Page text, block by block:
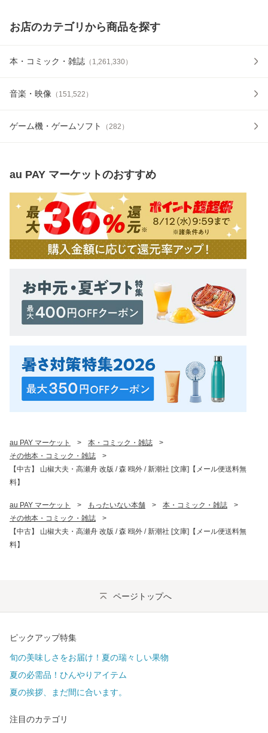
お店のカテゴリから商品を探す
本・コミック・雑誌 （ 1,261,330）
音楽・映像 （ 151,522 ）
ゲーム機・ゲームソフト （282 ）
au PAY マーケットのおすすめ
au PAY マーケット > 本・コミック・雑誌
>
その他本・コミック・雑誌
>
【中古】 山椒大夫・高瀬舟 改版 / 森 鴎外 / 新潮社 [文庫]【メール便送料無
料】
au PAY マーケット > もったいない本舗 > 本・コミック・雑誌
>
その他本・コミック・雑誌
>
【中古】 山椒大夫・高瀬舟 改版 / 森 鴎外 / 新潮社 [文庫]【メール便送料無
料】
ページトップへ
ピックアップ特集
旬の美味しさをお届け！夏の瑞々しい果物
夏の必需品！ひんやりアイテム
夏の挨拶、まだ間に合います。
注目のカテゴリ